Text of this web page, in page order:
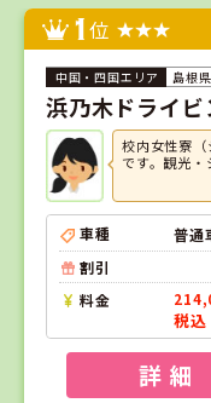
1位
島根県
浜乃木ドライ
校内女性寮
です。観光・
車種
普通
割引
料金
税
詳 細